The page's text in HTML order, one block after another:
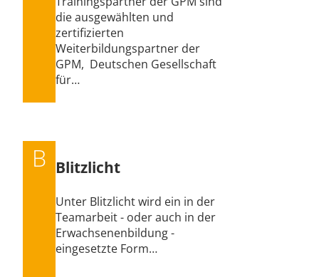
die ausgewählten und
zertifizierten
Weiterbildungspartner der
GPM, Deutschen Gesellschaft
für…
B Blitzlicht
Unter Blitzlicht wird ein in der
Teamarbeit - oder auch in der
Erwachsenenbildung -
eingesetzte Form…